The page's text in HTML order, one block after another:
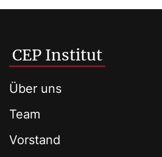
CEP Institut
Über uns
Team
Vorstand